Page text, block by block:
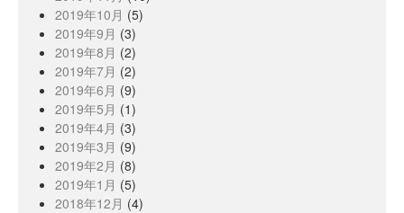
2019年10月 (5)
2019年9月 (3)
2019年8月 (2)
2019年7月 (2)
2019年6月 (9)
2019年5月 (1)
2019年4月 (3)
2019年3月 (9)
2019年2月 (8)
2019年1月 (5)
2018年12月 (4)